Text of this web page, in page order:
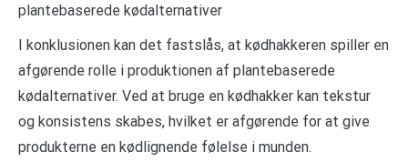
plantebaserede kødalternativer
I konklusionen kan det fastslås, at kødhakkeren spiller en
afgørende rolle i produktionen af plantebaserede
kødalternativer. Ved at bruge en kødhakker kan tekstur
og konsistens skabes, hvilket er afgørende for at give
produkterne en kødlignende følelse i munden.